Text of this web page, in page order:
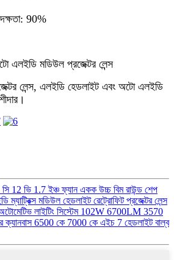
90%
এলইডি মডিউল প্রজেক্টর লেন্স
লেন্স, এলইডি হেডলাইট এবং অটো এলইডি
12 ভি 1.7 ইঞ্চ ফ্যান একক উচ্চ বিম রাউন্ড শেপ
মডিউল হেডলাইট রেট্রোফিট প্রজেক্টর লেন্স
অটোমেটিভ লাইটিং সিস্টেম 102W 6700LM 3570
ক্যানবাস 6500 কে 7000 কে এইচ 7 হেডলাইট বাল্ব